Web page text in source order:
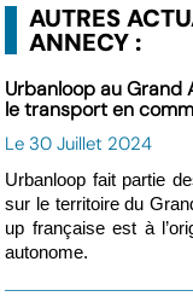
AUTRES
ANNECY :
Urbanloop au Grand
le transport en
Le 30 Juillet 2024
Urbanloop fait partie
sur le territoire du
up française est à
autonome.